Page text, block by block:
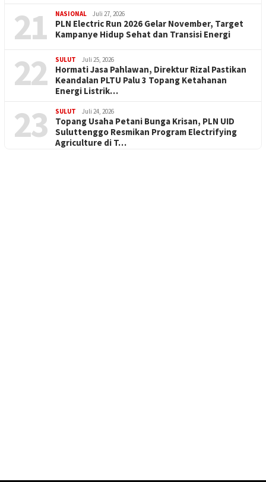
21 NASIONAL Juli 27, 2026
PLN Electric Run 2026 Gelar November, Target
Kampanye Hidup Sehat dan Transisi Energi
22 SULUT Juli 25, 2026
Hormati Jasa Pahlawan, Direktur Rizal Pastikan
Keandalan PLTU Palu 3 Topang Ketahanan
Energi Listrik…
23 SULUT Juli 24, 2026
Topang Usaha Petani Bunga Krisan, PLN UID
Suluttenggo Resmikan Program Electrifying
Agriculture di T…